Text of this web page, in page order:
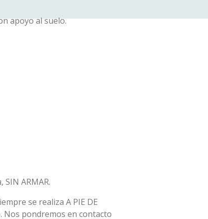
apoyo al suelo.
ARMAR.
se realiza A PIE DE
Nos pondremos en contacto